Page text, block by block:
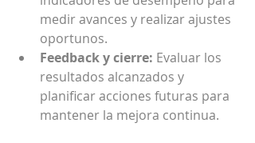
medir avances y realizar ajustes
oportunos.
Feedback y cierre: Evaluar los
resultados alcanzados y
planificar acciones futuras para
mantener la mejora continua.